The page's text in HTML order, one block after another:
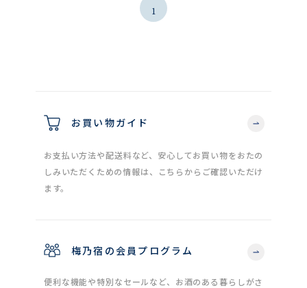
1
お買い物ガイド
お支払い方法や配送料など、安心してお買い物をおたの
しみいただくための情報は、こちらからご確認いただけ
ます。
梅乃宿の会員プログラム
便利な機能や特別なセールなど、お酒のある暮らしがさ